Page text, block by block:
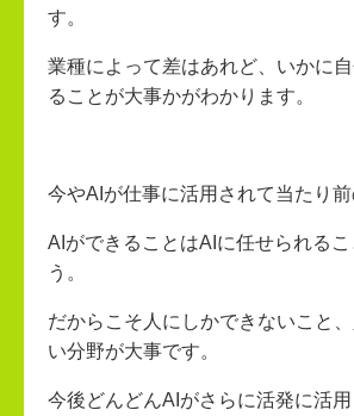
す。
業種によって差はあれど、いかに
ることが大事かがわかります。
今やAIが仕事に活用されて当たり前
AIができることはAIに任せられるこ
う。
だからこそ人にしかできないこと
い分野が大事です。
今後どんどんAIがさらに活発に活